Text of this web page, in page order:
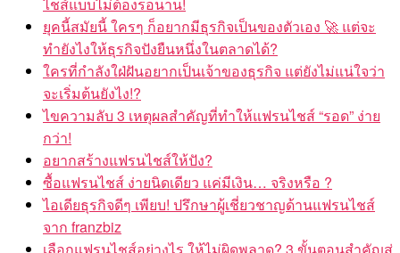
ไชส์แบบไม่ต้องรอนาน!
ยุคนี้สมัยนี้ ใครๆ ก็อยากมีธุรกิจเป็นของตัวเอง 🚀 แต่จะ
ทำยังไงให้ธุรกิจปังยืนหนึ่งในตลาดได้?
ใครที่กำลังใฝ่ฝันอยากเป็นเจ้าของธุรกิจ แต่ยังไม่แน่ใจว่า
จะเริ่มต้นยังไง!?
ไขความลับ 3 เหตุผลสำคัญที่ทำให้แฟรนไชส์ “รอด” ง่าย
กว่า!
อยากสร้างแฟรนไชส์ให้ปัง?
ซื้อแฟรนไชส์ ง่ายนิดเดียว แค่มีเงิน… จริงหรือ ?
ไอเดียธุรกิจดีๆ เพียบ! ปรึกษาผู้เชี่ยวชาญด้านแฟรนไชส์
จาก franzbiz